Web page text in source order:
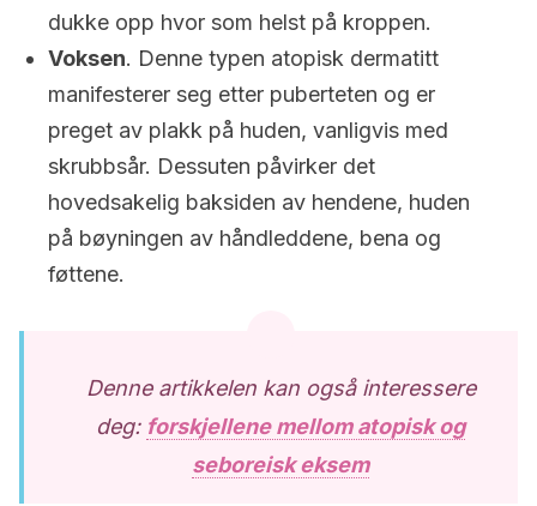
dukke opp hvor som helst på kroppen.
Voksen. Denne typen atopisk dermatitt
manifesterer seg etter puberteten og er
preget av plakk på huden, vanligvis med
skrubbsår. Dessuten påvirker det
hovedsakelig baksiden av hendene, huden
på bøyningen av håndleddene, bena og
føttene.
Denne artikkelen kan også interessere
deg: forskjellene mellom atopisk og
seboreisk eksem